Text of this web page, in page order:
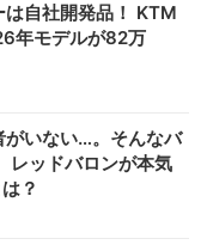
は自社開発品！ KTM
年モデルが82万
がいない…。そんなバ
レッドバロンが本気
？